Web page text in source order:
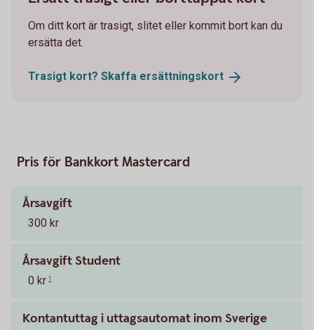
Om ditt kort är trasigt, slitet eller kommit bort kan du
ersätta det.
Trasigt kort? Skaffa ersättningskort
Pris för Bankkort Mastercard
Årsavgift
300 kr
Årsavgift Student
0 kr 1
Kontantuttag i uttagsautomat inom Sverige